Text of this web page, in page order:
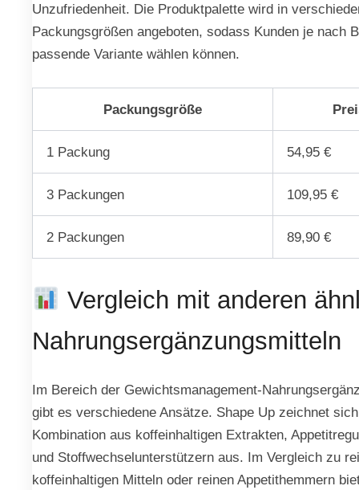
Unzufriedenheit. Die Produktpalette wird in
Packungsgrößen angeboten, sodass Kunden je nach
passende Variante wählen können.
Packungsgröße
1 Packung 54,95 €
3 Packungen 109,95 €
2 Packungen 89,90 €
Vergleich mit anderen
Nahrungsergänzungsmitteln
Im Bereich der Gewichtsmanagement-
gibt es verschiedene Ansätze. Shape Up zeichnet
Kombination aus koffeinhaltigen Extrakten,
und Stoffwechselunterstützern aus. Im Vergleich zu
koffeinhaltigen Mitteln oder reinen Appetithemmern